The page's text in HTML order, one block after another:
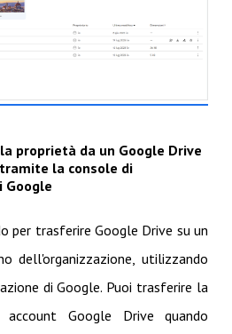
proprietà da un Google Drive
la console di
Google
per trasferire Google Drive su un
dell'organizzazione, utilizzando
di Google. Puoi trasferire la
Google Drive quando